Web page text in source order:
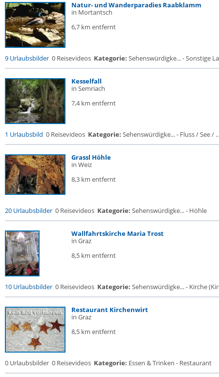
Natur- und Wanderparadies Raabklamm
in Mortantsch
6,7 km entfernt
9 Urlaubsbilder 0 Reisevideos Kategorie: Sehenswürdigke... - Sonstige
Kesselfall
in Semriach
7,4 km entfernt
1 Urlaubsbild 0 Reisevideos Kategorie: Sehenswürdigke... - Fluss / See /
Grassl Höhle
in Weiz
8,3 km entfernt
20 Urlaubsbilder 0 Reisevideos Kategorie: Sehenswürdigke... - Höhle
Wallfahrtskirche Maria Trost
in Graz
8,5 km entfernt
10 Urlaubsbilder 0 Reisevideos Kategorie: Sehenswürdigke... - Kirche
Restaurant Kirchenwirt
in Graz
8,5 km entfernt
0 Urlaubsbilder 0 Reisevideos Kategorie: Essen & Trinken - Restaurant